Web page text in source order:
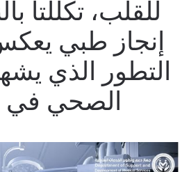
للقلب، تكللتا
إنجاز طبي
التطور الذي
الصحي في